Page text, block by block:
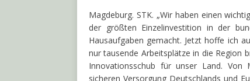
Magdeburg. STK. „Wir haben einen
der größten Einzelinvestition in der
Hausaufgaben gemacht. Jetzt hoffe ich
nur tausende Arbeitsplätze in die Region
Innovationsschub für unser Land.
sicheren Versorgung Deutschlands und